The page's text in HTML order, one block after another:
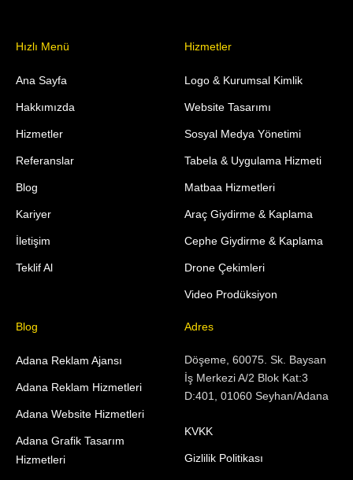
Hızlı Menü
Ana Sayfa
Hakkımızda
Hizmetler
Referanslar
Blog
Kariyer
İletişim
Teklif Al
Hizmetler
Logo & Kurumsal Kimlik
Website Tasarımı
Sosyal Medya Yönetimi
Tabela & Uygulama Hizmeti
Matbaa Hizmetleri
Araç Giydirme & Kaplama
Cephe Giydirme & Kaplama
Drone Çekimleri
Video Prodüksiyon
Blog
Adana Reklam Ajansı
Adana Reklam Hizmetleri
Adana Website Hizmetleri
Adana Grafik Tasarım
Hizmetleri
Adres
Döşeme, 60075. Sk. Baysan
İş Merkezi A/2 Blok Kat:3
D:401, 01060 Seyhan/Adana
KVKK
Gizlilik Politikası